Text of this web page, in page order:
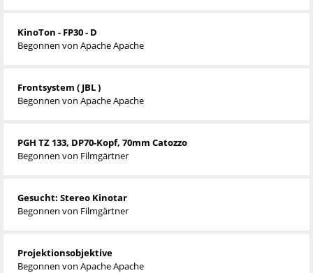
KinoTon - FP30 - D
Begonnen von Apache Apache
Frontsystem ( JBL )
Begonnen von Apache Apache
PGH TZ 133, DP70-Kopf, 70mm Catozzo
Begonnen von Filmgärtner
Gesucht: Stereo Kinotar
Begonnen von Filmgärtner
Projektionsobjektive
Begonnen von Apache Apache